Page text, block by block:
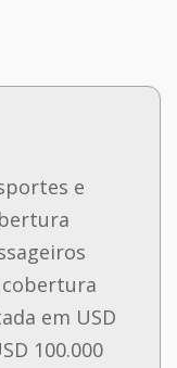
e
cobertura
em USD
100.000